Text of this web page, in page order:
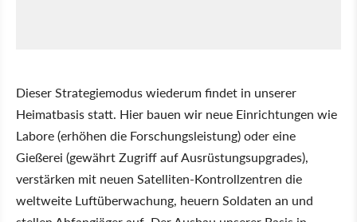
Dieser Strategiemodus wiederum findet in unserer
Heimatbasis statt. Hier bauen wir neue Einrichtungen wie
Labore (erhöhen die Forschungsleistung) oder eine
Gießerei (gewährt Zugriff auf Ausrüstungsupgrades),
verstärken mit neuen Satelliten-Kontrollzentren die
weltweite Luftüberwachung, heuern Soldaten an und